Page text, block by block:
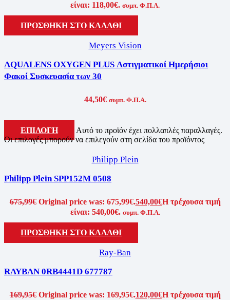
είναι: 118,00€. συμπ. Φ.Π.Α.
ΠΡΟΣΘΗΚΗ ΣΤΟ ΚΑΛΑΘΙ
Meyers Vision
AQUALENS OXYGEN PLUS Αστιγματικοί Ημερήσιοι
Φακοί Συσκευασία των 30
44,50€ συμπ. Φ.Π.Α.
ΕΠΙΛΟΓΗ
Αυτό το προϊόν έχει πολλαπλές παραλλαγές.
Οι επιλογές μπορούν να επιλεγούν στη σελίδα του προϊόντος
Philipp Plein
Philipp Plein SPP152M 0508
675,99€ Original price was: 675,99€.540,00€Η τρέχουσα τιμή
είναι: 540,00€. συμπ. Φ.Π.Α.
ΠΡΟΣΘΗΚΗ ΣΤΟ ΚΑΛΑΘΙ
Ray-Ban
RAYBAN 0RB4441D 677787
169,95€ Original price was: 169,95€.120,00€Η τρέχουσα τιμή